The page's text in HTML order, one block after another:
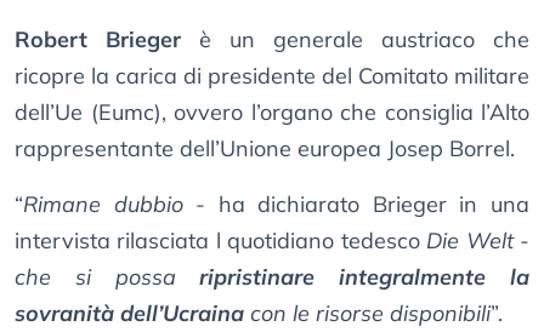
Robert Brieger è un generale austriaco che
ricopre la carica di presidente del Comitato militare
dell’Ue (Eumc), ovvero l’organo che consiglia l’Alto
rappresentante dell’Unione europea Josep Borrel.
“Rimane dubbio- ha dichiarato Brieger in una
intervista rilasciata l quotidiano tedesco Die Welt-
che si possaripristinare integralmente la
sovranità dell’Ucraina con le risorse disponibili”.